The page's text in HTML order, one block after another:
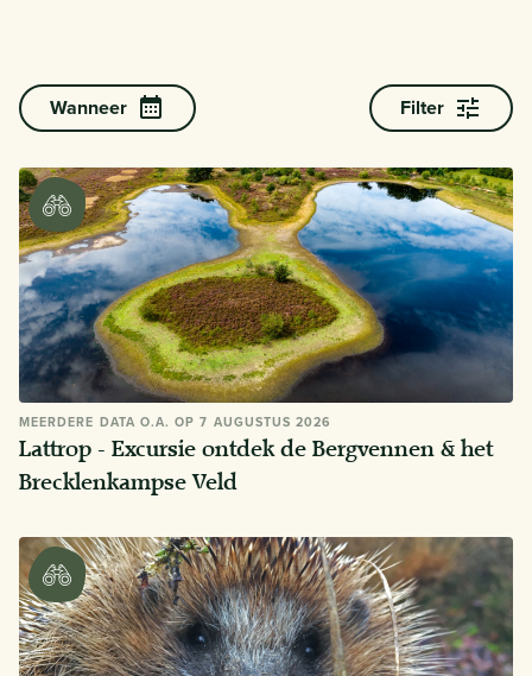
Wanneer Filter
MEERDERE DATA O.A. OP 7 AUGUSTUS 2026
Lattrop - Excursie ontdek de Bergvennen & het
Brecklenkampse Veld